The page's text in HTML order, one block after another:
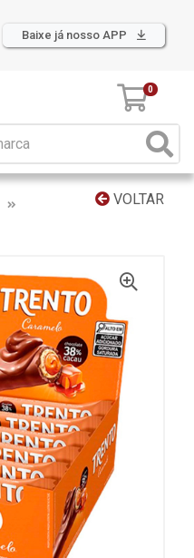
Baixe já nosso APP
0
VOLTAR